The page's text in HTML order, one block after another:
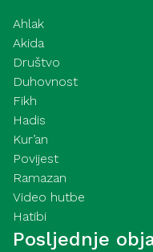
Ahlak
Akida
Društvo
Duhovnost
Fikh
Hadis
Kur’an
Povijest
Ramazan
Video hutbe
Hatibi
Posljednje